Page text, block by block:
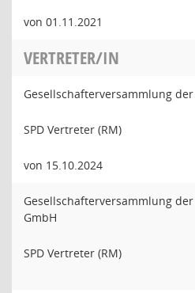
von 01.11.2021
VERTRETER/IN
Gesellschafterversammlung
SPD Vertreter (RM)
von 15.10.2024
Gesellschafterversammlung
GmbH
SPD Vertreter (RM)